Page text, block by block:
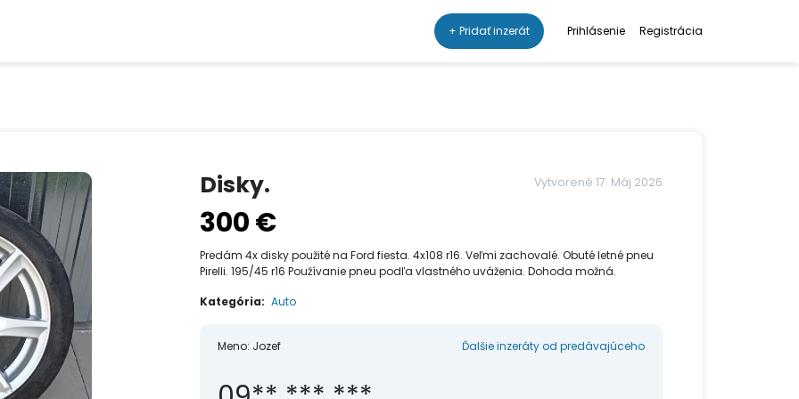
+ Pridať inzerát Prihlásenie Registrácia
Disky. Vytvorené 17. Máj 2026
300 €
Predám 4x disky použité na Ford fiesta. 4x108 r16. Veľmi zachovalé. Obuté letné pneu
Pirelli. 195/45 r16 Používanie pneu podľa vlastného uváženia. Dohoda možná.
Kategória: Auto
Meno: Jozef Ďalšie inzeráty od predávajúceho